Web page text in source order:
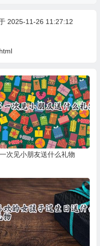
2025-11-26 11:27:12
次见小朋友送什么礼物